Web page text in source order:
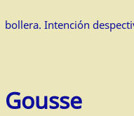
bollera. Intención
Gousse